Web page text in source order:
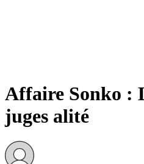
Affaire Sonko :
juges alité